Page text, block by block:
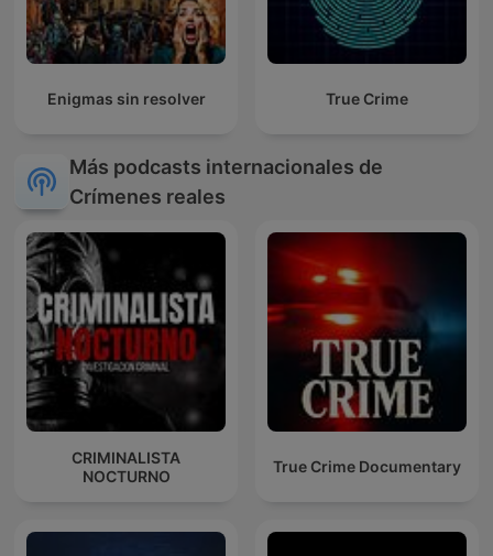
Enigmas sin resolver True Crime
Más podcasts internacionales de
Crímenes reales
CRIMINALISTA
NOCTURNO
True Crime Documentary